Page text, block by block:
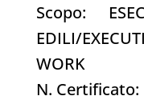
Scopo:
EDILI/
WORK
N. Certificato: